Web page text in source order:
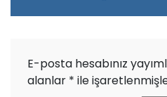
E-posta hesabınız
alanlar * ile